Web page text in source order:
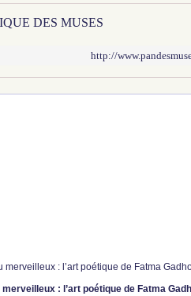
DES MUSES
http://
: l’art poétique de Fatma